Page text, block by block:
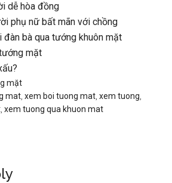
dễ hòa đồng
phụ nữ bất mãn với chồng
đàn bà qua tướng khuôn mặt
mặt
mặt
mat ,xem boi tuong mat ,xem tuong
,xem tuong qua khuon mat